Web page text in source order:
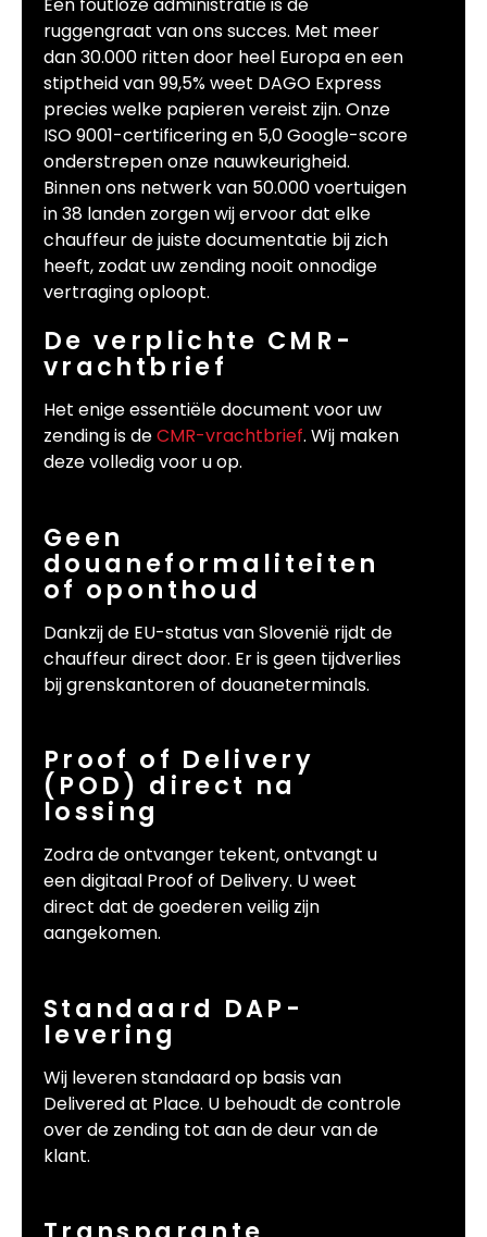
ruggengraat van ons succes. Met meer
dan 30.000 ritten door heel Europa en een
stiptheid van 99,5% weet DAGO Express
precies welke papieren vereist zijn. Onze
ISO 9001-certificering en 5,0 Google-score
onderstrepen onze nauwkeurigheid.
Binnen ons netwerk van 50.000 voertuigen
in 38 landen zorgen wij ervoor dat elke
chauffeur de juiste documentatie bij zich
heeft, zodat uw zending nooit onnodige
vertraging oploopt.
De verplichte CMR-
vrachtbrief
Het enige essentiële document voor uw
zending is deCMR-vrachtbrief. Wij maken
deze volledig voor u op.
Geen
douaneformaliteiten
of oponthoud
Dankzij de EU-status van Slovenië rijdt de
chauffeur direct door. Er is geen tijdverlies
bij grenskantoren of douaneterminals.
Proof of Delivery
(POD) direct na
lossing
Zodra de ontvanger tekent, ontvangt u
een digitaal Proof of Delivery. U weet
direct dat de goederen veilig zijn
aangekomen.
Standaard DAP-
levering
Wij leveren standaard op basis van
Delivered at Place. U behoudt de controle
over de zending tot aan de deur van de
klant.